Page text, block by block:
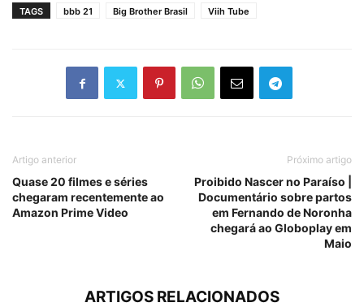
TAGS bbb 21 Big Brother Brasil Viih Tube
Artigo anterior
Quase 20 filmes e séries
chegaram recentemente ao
Amazon Prime Video
Próximo artigo
Proibido Nascer no Paraíso |
Documentário sobre partos
em Fernando de Noronha
chegará ao Globoplay em
Maio
ARTIGOS RELACIONADOS